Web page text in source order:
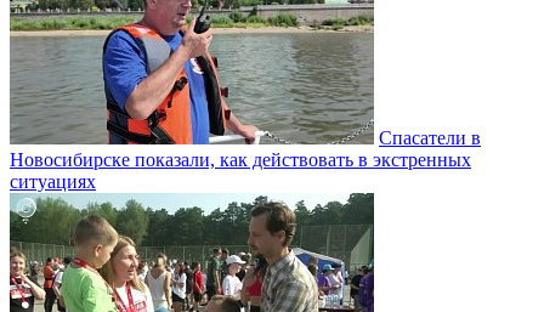
Спасатели в
Новосибирске показали, как действовать в экстренных
ситуациях